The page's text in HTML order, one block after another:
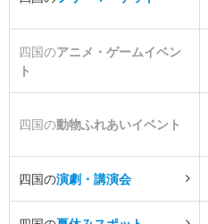
四国のアニメ・ゲームイベン
ト
四国の動物ふれあいイベント
四国の演劇・講演会